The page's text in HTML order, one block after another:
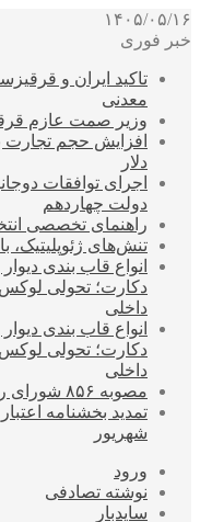
۱۴۰۵/۰۵/۱۶
خبر فوری
تاکید ایران و
معدنی
وزیر صمت عازم
دلار
اجرای توافقات
دولت چهاردهم
راهنمای تخصصی
تنش‌های ژئوپلیتیک،
انواع قاب بندی
دکارت؛ تحولی
داخلی
انواع قاب بندی
دکارت؛ تحولی
داخلی
مصوبه ۸۵۶ شورای رقابت؛ این جاده یک‌طرفه است
شهریور
ورود
نوشته تصادفی
سایدبار